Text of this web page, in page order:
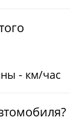
- км/час